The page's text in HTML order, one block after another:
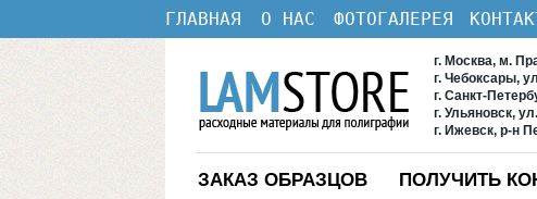
ГЛАВНАЯ О НАС ФОТОГАЛЕРЕЯ
г. Москва, м.
г. Чебоксары,
г. Санкт-
г. Ульяновск,
г. Ижевск, р-н
ЗАКАЗ ОБРАЗЦОВ ПОЛУЧИТЬ